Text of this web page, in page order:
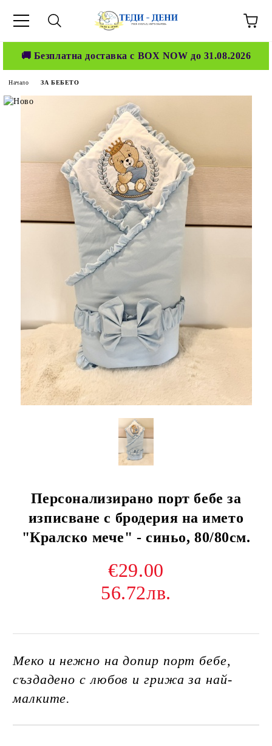
🚚 Безплатна доставка с BOX NOW до 31.08.2026
Начало ЗА БЕБЕТО
Персонализирано порт бебе за
изписване с бродерия на името
"Кралско мече" - синьо, 80/80см.
€29.00
56.72лв.
Меко и нежно на допир порт бебе,
създадено с любов и грижа за най-
малките.